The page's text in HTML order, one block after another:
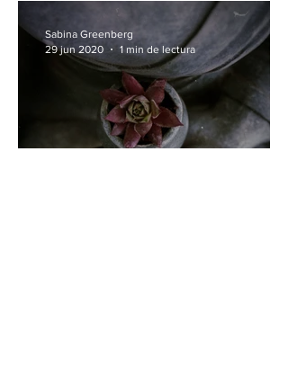
Sabina Greenberg
29 jun 2020
1 min de lectura